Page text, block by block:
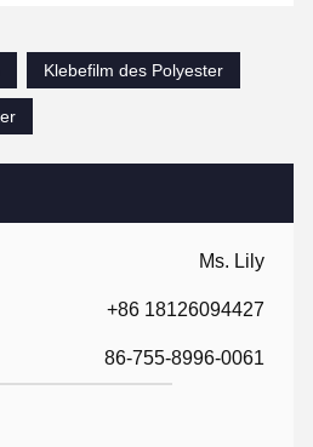
Ms. Lily
+86 18126094427
86-755-8996-0061
Klebefilm des Polyester